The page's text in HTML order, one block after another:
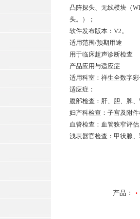
凸阵探头、无线模块（
头。）；
软件发布版本：V2。
适用范围/预期用途
用于临床超声诊断检查
产品应用与适应症
适用科室：祥生全数字
适应症：
腹部检查：肝、胆、脾
妇产科检查：子宫及附
血管检查：血管狭窄评
浅表器官检查：甲状腺
产品：